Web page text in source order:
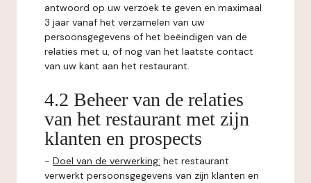
antwoord op uw verzoek te geven en maximaal
3 jaar vanaf het verzamelen van uw
persoonsgegevens of het beëindigen van de
relaties met u, of nog van het laatste contact
van uw kant aan het restaurant.
4.2 Beheer van de relaties
van het restaurant met zijn
klanten en prospects
- Doel van de verwerking: het restaurant
verwerkt persoonsgegevens van zijn klanten en